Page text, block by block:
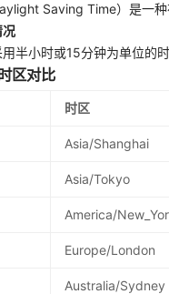
Saving Time）是一
况
半小时或15分钟为单位的
区对比
时区
Asia/Shanghai
Asia/Tokyo
America/
Europe/London
Australia/Sydney